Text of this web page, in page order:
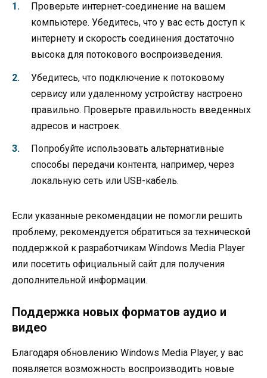
Проверьте интернет-соединение на вашем
компьютере. Убедитесь, что у вас есть доступ к
интернету и скорость соединения достаточно
высока для потокового воспроизведения.
Убедитесь, что подключение к потоковому
сервису или удаленному устройству настроено
правильно. Проверьте правильность введенных
адресов и настроек.
Попробуйте использовать альтернативные
способы передачи контента, например, через
локальную сеть или USB-кабель.
Если указанные рекомендации не помогли решить
проблему, рекомендуется обратиться за технической
поддержкой к разработчикам Windows Media Player
или посетить официальный сайт для получения
дополнительной информации.
Поддержка новых форматов аудио и
видео
Благодаря обновлению Windows Media Player, у вас
появляется возможность воспроизводить новые